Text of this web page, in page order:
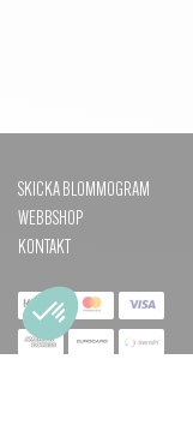
SKICKA BLOMMOGRAM
WEBBSHOP
KONTAKT